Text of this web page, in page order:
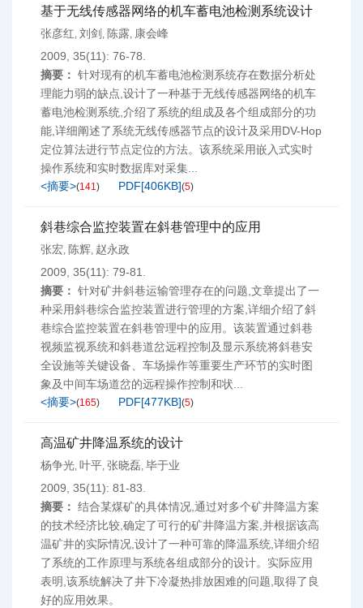
基于无线传感器网络的机车蓄电池检测系统设计
张彦红, 刘剑 , 陈露, 康会峰
2009, 35(11): 76-78.
摘要： 针对现有的机车蓄电池检测系统存在数据分析处
理能力弱的缺点,设计了一种基于无线传感器网络的机车
蓄电池检测系统,介绍了系统的组成及各个组成部分的功
能,详细阐述了系统无线传感器节点的设计及采用DV-Hop
定位算法进行节点定位的方法。该系统采用嵌入式实时
操作系统和实时数据库对采集...
<摘要>(141) PDF[406KB](5)
斜巷综合监控装置在斜巷管理中的应用
张宏, 陈辉, 赵永政
2009, 35(11): 79-81.
摘要： 针对矿井斜巷运输管理存在的问题,文章提出了一
种采用斜巷综合监控装置进行管理的方案,详细介绍了斜
巷综合监控装置在斜巷管理中的应用。该装置通过斜巷
视频监视系统和斜巷道岔远程控制及显示系统将斜巷安
全设施等关键设备、车场操作等重要生产环节的实时图
象及中间车场道岔的远程操作控制和状...
<摘要>(165) PDF[477KB](5)
高温矿井降温系统的设计
杨争光, 叶平, 张晓磊, 毕于业
2009, 35(11): 81-83.
摘要： 结合某煤矿的具体情况,通过对多个矿井降温方案
的技术经济比较,确定了可行的矿井降温方案,并根据该高
温矿井的实际情况,设计了一种可靠的降温系统,详细介绍
了系统的工作原理与系统各组成部分的设计。实际应用
表明,该系统解决了井下冷凝热排放困难的问题,取得了良
好的应用效果。